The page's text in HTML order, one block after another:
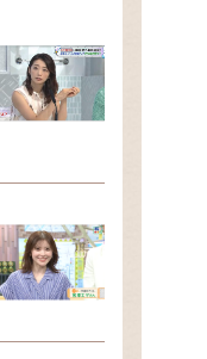
×福井アナ
（news お
うの献立 何
シーズン２
ダ
イブ 正義の